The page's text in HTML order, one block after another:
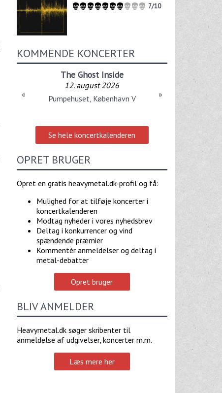
7/10
KOMMENDE KONCERTER
The Ghost Inside
12. august 2026
Pumpehuset, København V
« »
Se hele koncertkalenderen
OPRET BRUGER
Opret en gratis heavymetal.dk-profil og få:
Mulighed for at tilføje koncerter i
koncertkalenderen
Modtag nyheder i vores nyhedsbrev
Deltag i konkurrencer og vind
spændende præmier
Kommentér anmeldelser og deltag i
metal-debatter
Opret bruger
BLIV ANMELDER
Heavymetal.dk søger skribenter til
anmeldelse af udgivelser, koncerter m.m.
Læs mere her